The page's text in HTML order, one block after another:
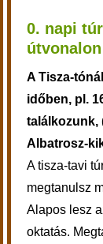
0. napi
útvonalon
A Tisza-
időben, pl.
találkozunk,
Albatrosz-
A tisza-tavi
megtanulsz
Alapos lesz
oktatás.